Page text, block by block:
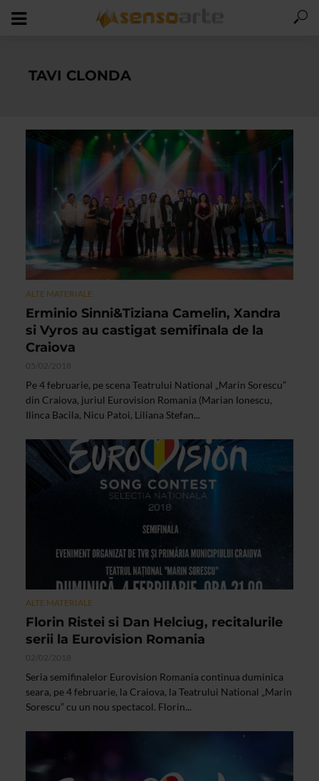
TAVI CLONDA
ALTE MATERIALE
Erminio Sinni&Tiziana Camelin, Xandra
si Vyros au castigat semifinala de la
Craiova
05/02/2018
Pe 4 februarie, pe scena Teatrului National „Marin Sorescu”
din Craiova, juriul Eurovision Romania (Marian Ionescu,
Ilinca Bacila, Nicu Patoi, Liliana Stefan...
ALTE MATERIALE
Florin Ristei si Dan Helciug, recitalurile
serii la Eurovision Romania
02/02/2018
Seria semifinalelor Eurovision Romania continua duminica
seara, pe 4 februarie, la Craiova, la Teatrului National „Marin
Sorescu” cu un nou spectacol. Florin...